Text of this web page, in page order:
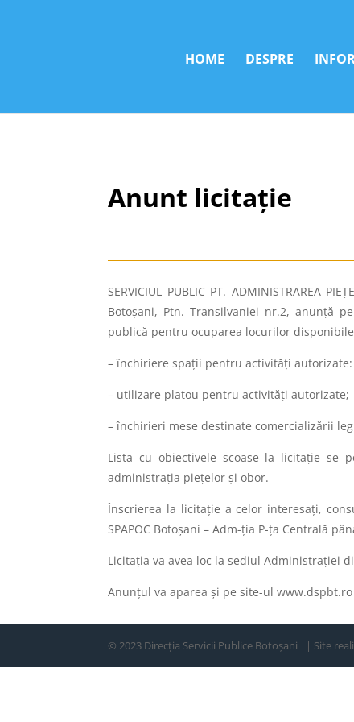
HOME DESPRE
Anunt licitație
SERVICIUL PUBLIC PT. ADMINISTRAREA
Botoșani, Ptn. Transilvaniei nr.2, anunţă
publică pentru ocuparea locurilor
– închiriere spații pentru activități autorizate:
– utilizare platou pentru activități autorizate;
– închirieri mese destinate comercializării
Lista cu obiectivele scoase la licitaţie se
administrația piețelor și obor.
Înscrierea la licitaţie a celor interesaţi,
SPAPOC Botoşani – Adm-ția P-ța Centrală
Licitaţia va avea loc la sediul Administrației
Anunțul va aparea și pe site-ul www.dspbt.ro
© 2023 Direcția Servicii Publice Botoșani || Site